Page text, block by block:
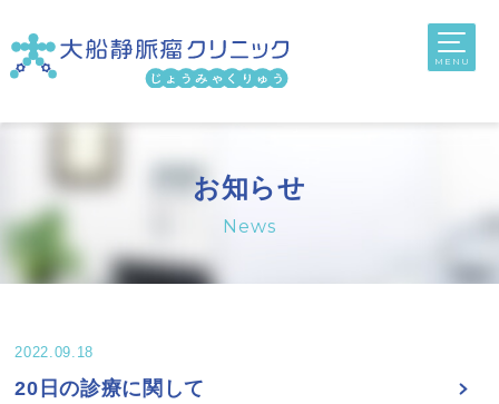
toggle
MENU
お知らせ
News
2022.09.18
20日の診療に関して